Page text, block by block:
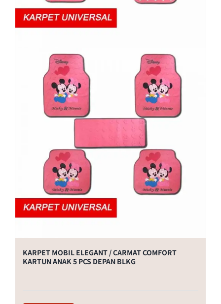
KARPET MOBIL ELEGANT / CARMAT COMFORT
KARTUN ANAK 5 PCS DEPAN BLKG